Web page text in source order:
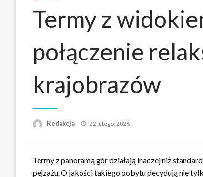
Termy z
połączenie
krajobrazów
Redakcja
Opublikowane
22 lutego, 2026
Termy z panoramą gór działają inaczej niż
pejzażu. O jakości takiego pobytu decydują nie